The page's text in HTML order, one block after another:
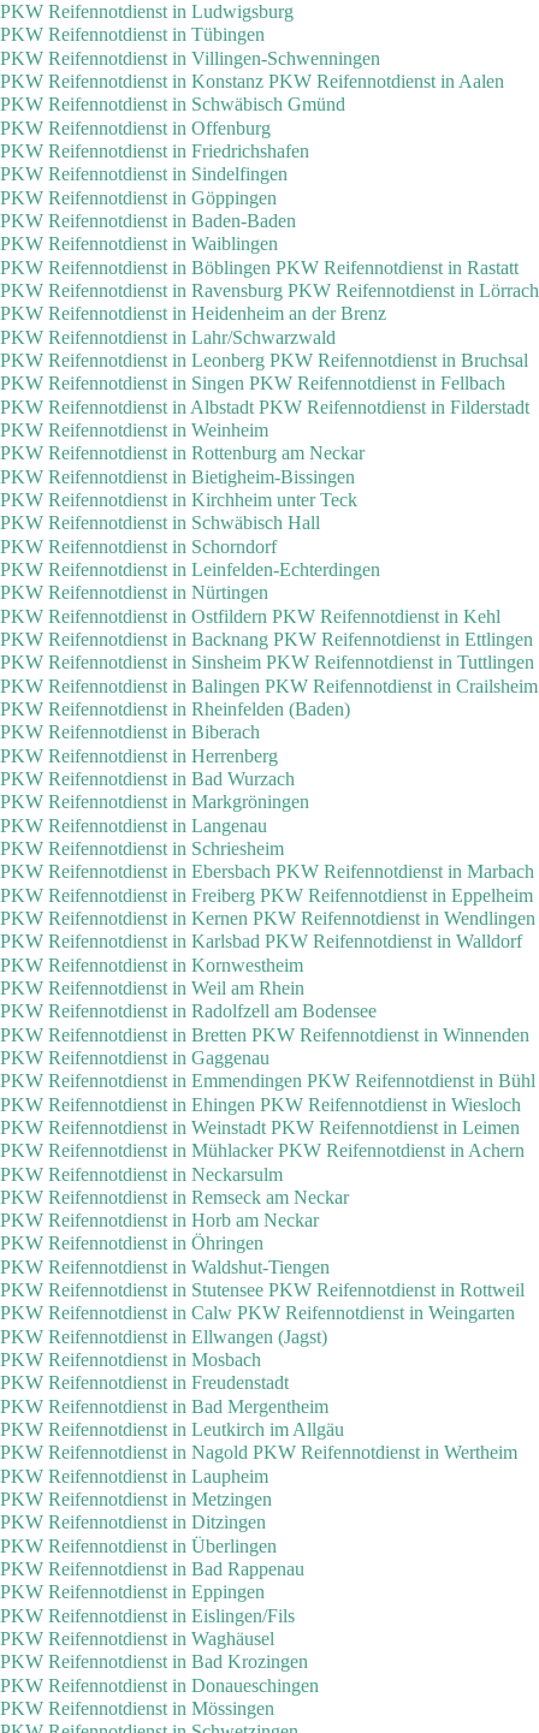
PKW Reifennotdienst in Ludwigsburg
PKW Reifennotdienst in Tübingen
PKW Reifennotdienst in Villingen-Schwenningen
PKW Reifennotdienst in Konstanz PKW Reifennotdienst in Aalen
PKW Reifennotdienst in Schwäbisch Gmünd
PKW Reifennotdienst in Offenburg
PKW Reifennotdienst in Friedrichshafen
PKW Reifennotdienst in Sindelfingen
PKW Reifennotdienst in Göppingen
PKW Reifennotdienst in Baden-Baden
PKW Reifennotdienst in Waiblingen
PKW Reifennotdienst in Böblingen PKW Reifennotdienst in Rastatt
PKW Reifennotdienst in Ravensburg PKW Reifennotdienst in Lörrach
PKW Reifennotdienst in Heidenheim an der Brenz
PKW Reifennotdienst in Lahr/Schwarzwald
PKW Reifennotdienst in Leonberg PKW Reifennotdienst in Bruchsal
PKW Reifennotdienst in Singen PKW Reifennotdienst in Fellbach
PKW Reifennotdienst in Albstadt PKW Reifennotdienst in Filderstadt
PKW Reifennotdienst in Weinheim
PKW Reifennotdienst in Rottenburg am Neckar
PKW Reifennotdienst in Bietigheim-Bissingen
PKW Reifennotdienst in Kirchheim unter Teck
PKW Reifennotdienst in Schwäbisch Hall
PKW Reifennotdienst in Schorndorf
PKW Reifennotdienst in Leinfelden-Echterdingen
PKW Reifennotdienst in Nürtingen
PKW Reifennotdienst in Ostfildern PKW Reifennotdienst in Kehl
PKW Reifennotdienst in Backnang PKW Reifennotdienst in Ettlingen
PKW Reifennotdienst in Sinsheim PKW Reifennotdienst in Tuttlingen
PKW Reifennotdienst in Balingen PKW Reifennotdienst in Crailsheim
PKW Reifennotdienst in Rheinfelden (Baden)
PKW Reifennotdienst in Biberach
PKW Reifennotdienst in Herrenberg
PKW Reifennotdienst in Bad Wurzach
PKW Reifennotdienst in Markgröningen
PKW Reifennotdienst in Langenau
PKW Reifennotdienst in Schriesheim
PKW Reifennotdienst in Ebersbach PKW Reifennotdienst in Marbach
PKW Reifennotdienst in Freiberg PKW Reifennotdienst in Eppelheim
PKW Reifennotdienst in Kernen PKW Reifennotdienst in Wendlingen
PKW Reifennotdienst in Karlsbad PKW Reifennotdienst in Walldorf
PKW Reifennotdienst in Kornwestheim
PKW Reifennotdienst in Weil am Rhein
PKW Reifennotdienst in Radolfzell am Bodensee
PKW Reifennotdienst in Bretten PKW Reifennotdienst in Winnenden
PKW Reifennotdienst in Gaggenau
PKW Reifennotdienst in Emmendingen PKW Reifennotdienst in Bühl
PKW Reifennotdienst in Ehingen PKW Reifennotdienst in Wiesloch
PKW Reifennotdienst in Weinstadt PKW Reifennotdienst in Leimen
PKW Reifennotdienst in Mühlacker PKW Reifennotdienst in Achern
PKW Reifennotdienst in Neckarsulm
PKW Reifennotdienst in Remseck am Neckar
PKW Reifennotdienst in Horb am Neckar
PKW Reifennotdienst in Öhringen
PKW Reifennotdienst in Waldshut-Tiengen
PKW Reifennotdienst in Stutensee PKW Reifennotdienst in Rottweil
PKW Reifennotdienst in Calw PKW Reifennotdienst in Weingarten
PKW Reifennotdienst in Ellwangen (Jagst)
PKW Reifennotdienst in Mosbach
PKW Reifennotdienst in Freudenstadt
PKW Reifennotdienst in Bad Mergentheim
PKW Reifennotdienst in Leutkirch im Allgäu
PKW Reifennotdienst in Nagold PKW Reifennotdienst in Wertheim
PKW Reifennotdienst in Laupheim
PKW Reifennotdienst in Metzingen
PKW Reifennotdienst in Ditzingen
PKW Reifennotdienst in Überlingen
PKW Reifennotdienst in Bad Rappenau
PKW Reifennotdienst in Eppingen
PKW Reifennotdienst in Eislingen/Fils
PKW Reifennotdienst in Waghäusel
PKW Reifennotdienst in Bad Krozingen
PKW Reifennotdienst in Donaueschingen
PKW Reifennotdienst in Mössingen